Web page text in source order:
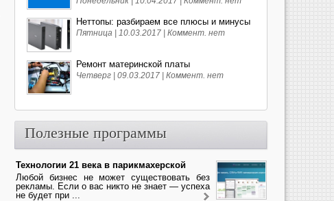
Неттопы: разбираем все плюсы и минусы
Пятница | 10.03.2017 | Коммент. нет
Ремонт материнской платы
Четверг | 09.03.2017 | Коммент. нет
Полезные программы
Технологии 21 века в парикмахерской
Любой бизнес не может существовать без
рекламы. Если о вас никто не знает — успеха
не будет при ...